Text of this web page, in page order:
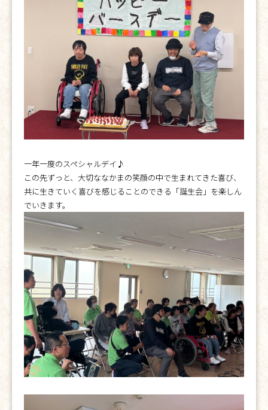
一年一度のスペシャルデイ♪
この先ずっと、大切ななかまの笑顔の中で生まれてきた喜び、
共に生きていく喜びを感じることのできる「誕生会」を楽しん
でいきます。